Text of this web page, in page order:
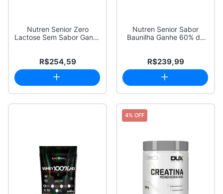
Nutren Senior Zero
Lactose Sem Sabor Ganhe
R$254,59
Nutren Senior Sabor
Baunilha Ganhe 60% de
R$239,99
4% OFF